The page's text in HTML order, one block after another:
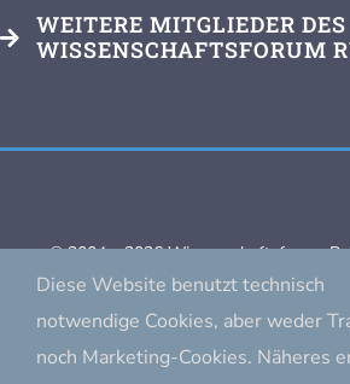
WEITERE MITGLIEDER DES
WISSENSCHAFTSFORUM
© 2004 – 2026 Wissenschaftsforum
Reserved |
Impressum|
Diese Website benutzt technisch
notwendige Cookies, aber weder
noch Marketing-Cookies. Näheres